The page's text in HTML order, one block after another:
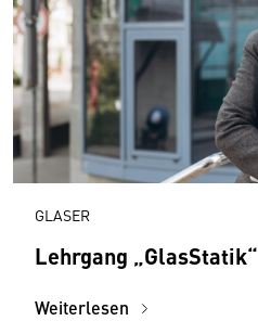
GLASER
Lehrgang „GlasStatik“
Weiterlesen